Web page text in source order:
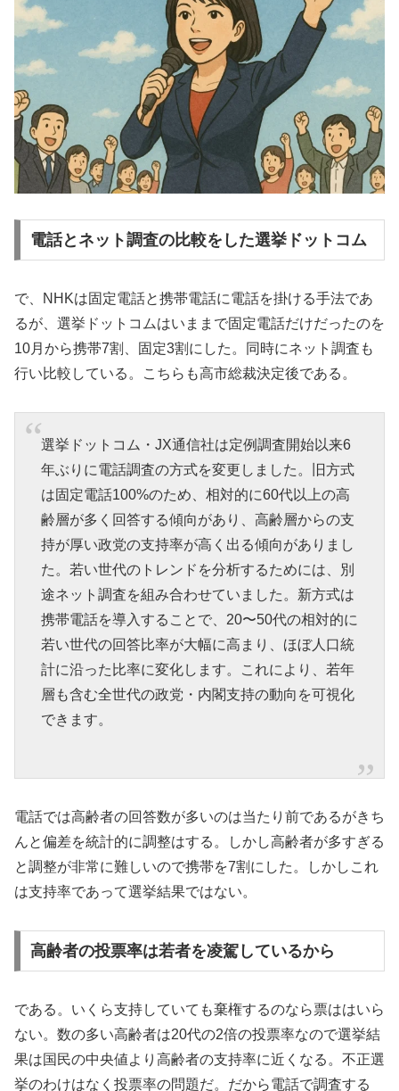
電話とネット調査の比較をした選挙ドットコム
で、NHKは固定電話と携帯電話に電話を掛ける手法であ
るが、選挙ドットコムはいままで固定電話だけだったのを
10月から携帯7割、固定3割にした。同時にネット調査も
行い比較している。こちらも高市総裁決定後である。
選挙ドットコム・JX通信社は定例調査開始以来6
年ぶりに電話調査の方式を変更しました。旧方式
は固定電話100%のため、相対的に60代以上の高
齢層が多く回答する傾向があり、高齢層からの支
持が厚い政党の支持率が高く出る傾向がありまし
た。若い世代のトレンドを分析するためには、別
途ネット調査を組み合わせていました。新方式は
携帯電話を導入することで、20〜50代の相対的に
若い世代の回答比率が大幅に高まり、ほぼ人口統
計に沿った比率に変化します。これにより、若年
層も含む全世代の政党・内閣支持の動向を可視化
できます。
電話では高齢者の回答数が多いのは当たり前であるがきち
んと偏差を統計的に調整はする。しかし高齢者が多すぎる
と調整が非常に難しいので携帯を7割にした。しかしこれ
は支持率であって選挙結果ではない。
高齢者の投票率は若者を凌駕しているから
である。いくら支持していても棄権するのなら票ははいら
ない。数の多い高齢者は20代の2倍の投票率なので選挙結
果は国民の中央値より高齢者の支持率に近くなる。不正選
挙のわけはなく投票率の問題だ。だから電話で調査する